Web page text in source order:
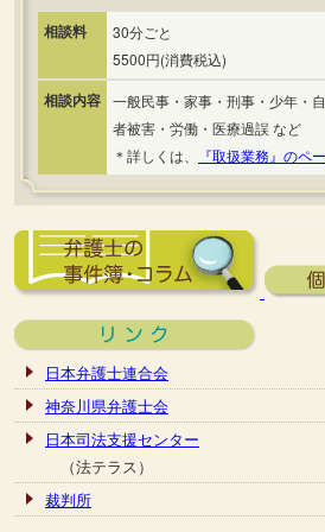
相談料
30分ごと
5500円(消費税込)
相談内容 一般民事・家事・刑事・少年・
者被害・労働・医療過誤 など
＊詳しくは、
『取扱業務』のペ
日本弁護士連合会
神奈川県弁護士会
日本司法支援センター
（法テラス）
裁判所